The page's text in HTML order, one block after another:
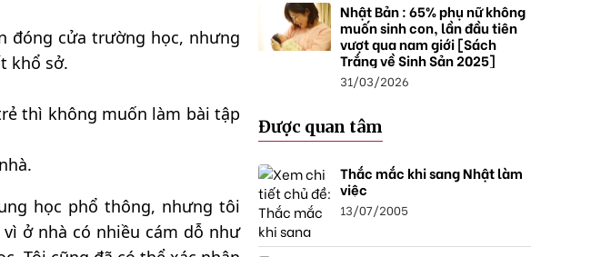
đóng cửa trường học, nhưng
khổ sở.
thì không muốn làm bài tập
học phổ thông, nhưng tôi
ở nhà có nhiều cám dỗ như
Nhật Bản : 65% phụ nữ không
muốn sinh con, lần đầu tiên
vượt qua nam giới [Sách
Trắng về Sinh Sản 2025]
31/03/2026
Được quan tâm
Thắc mắc khi sang Nhật làm
việc
13/07/2005